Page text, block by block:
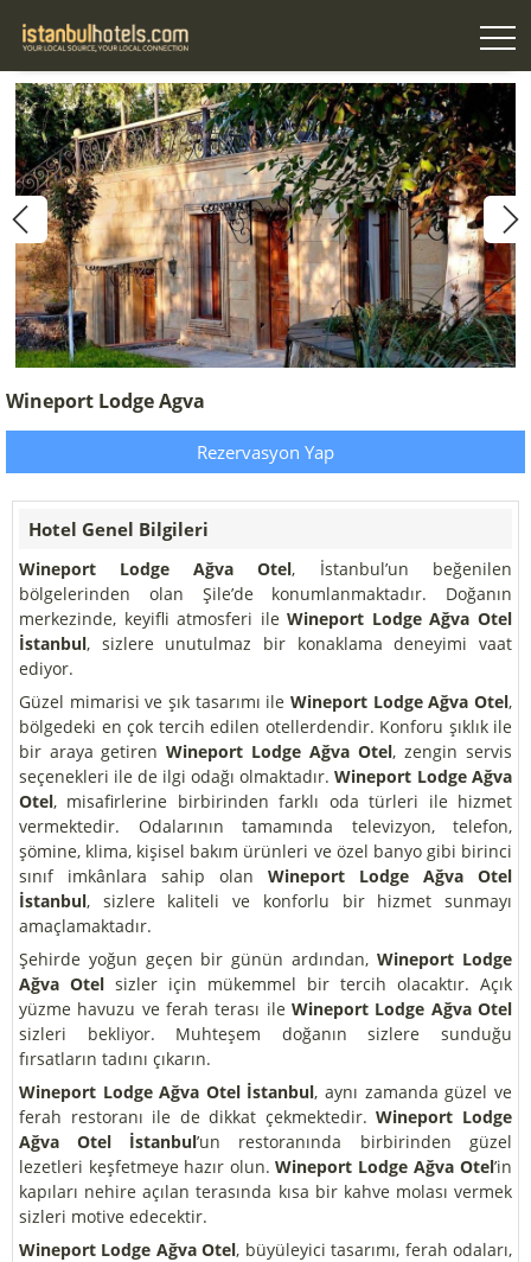
Wineport Lodge Agva
Rezervasyon Yap
Hotel Genel Bilgileri
Wineport Lodge Ağva Otel, İstanbul’un beğenilen
bölgelerinden olan Şile’de konumlanmaktadır. Doğanın
merkezinde, keyifli atmosferi ile Wineport Lodge Ağva Otel
İstanbul, sizlere unutulmaz bir konaklama deneyimi vaat
ediyor.
Güzel mimarisi ve şık tasarımı ile Wineport Lodge Ağva Otel,
bölgedeki en çok tercih edilen otellerdendir. Konforu şıklık ile
bir araya getiren Wineport Lodge Ağva Otel, zengin servis
seçenekleri ile de ilgi odağı olmaktadır. Wineport Lodge Ağva
Otel, misafirlerine birbirinden farklı oda türleri ile hizmet
vermektedir. Odalarının tamamında televizyon, telefon,
şömine, klima, kişisel bakım ürünleri ve özel banyo gibi birinci
sınıf imkânlara sahip olan Wineport Lodge Ağva Otel
İstanbul, sizlere kaliteli ve konforlu bir hizmet sunmayı
amaçlamaktadır.
Şehirde yoğun geçen bir günün ardından, Wineport Lodge
Ağva Otel sizler için mükemmel bir tercih olacaktır. Açık
yüzme havuzu ve ferah terası ile Wineport Lodge Ağva Otel
sizleri bekliyor. Muhteşem doğanın sizlere sunduğu
fırsatların tadını çıkarın.
Wineport Lodge Ağva Otel İstanbul, aynı zamanda güzel ve
ferah restoranı ile de dikkat çekmektedir. Wineport Lodge
Ağva Otel İstanbul’un restoranında birbirinden güzel
lezetleri keşfetmeye hazır olun. Wineport Lodge Ağva Otel’in
kapıları nehire açılan terasında kısa bir kahve molası vermek
sizleri motive edecektir.
Wineport Lodge Ağva Otel, büyüleyici tasarımı, ferah odaları,